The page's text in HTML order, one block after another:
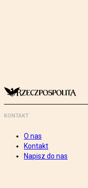
KONTAKT
O nas
Kontakt
Napisz do nas